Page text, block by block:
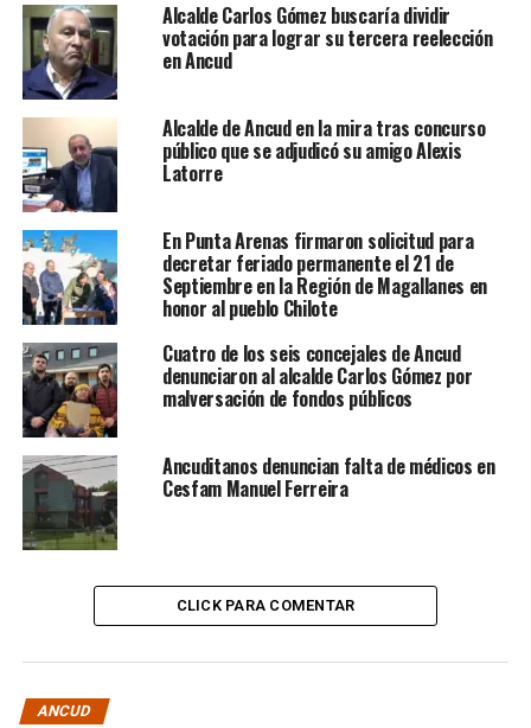
Alcalde Carlos Gómez buscaría dividir
votación para lograr su tercera reelección
en Ancud
Alcalde de Ancud en la mira tras concurso
público que se adjudicó su amigo Alexis
Latorre
En Punta Arenas firmaron solicitud para
decretar feriado permanente el 21 de
Septiembre en la Región de Magallanes en
honor al pueblo Chilote
Cuatro de los seis concejales de Ancud
denunciaron al alcalde Carlos Gómez por
malversación de fondos públicos
Ancuditanos denuncian falta de médicos en
Cesfam Manuel Ferreira
CLICK PARA COMENTAR
ANCUD